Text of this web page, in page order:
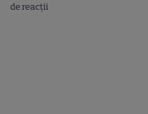
de reacții